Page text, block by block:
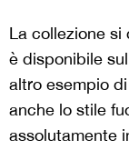
La collezione si
è disponibile sul
altro esempio
anche lo stile
assolutamente